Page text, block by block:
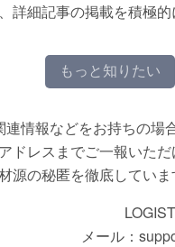
詳細記事の掲載を積極的
もっと知りたい
連情報などをお持ちの場
ドレスまでご一報いただ
源の秘匿を徹底していま
メール：